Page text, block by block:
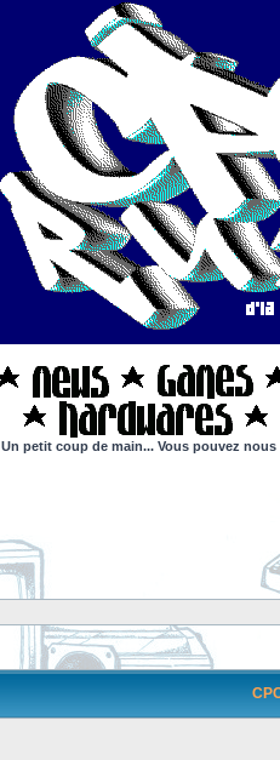
Un petit coup de main... Vous pouvez